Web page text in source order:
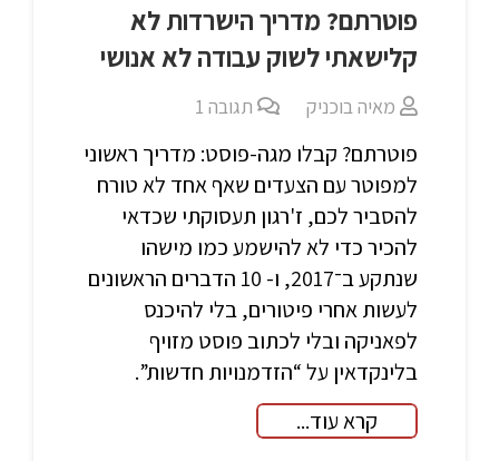
פוטרתם? מדריך הישרדות לא
קלישאתי לשוק עבודה לא אנושי
מאיה בוכניק תגובה1
פוטרתם? קבלו מגה-פוסט: מדריך ראשוני
למפוטר עם הצעדים שאף אחד לא טורח
להסביר לכם, ז'רגון תעסוקתי שכדאי
להכיר כדי לא להישמע כמו מישהו
שנתקע ב־2017, ו- 10 הדברים הראשונים
לעשות אחרי פיטורים, בלי להיכנס
לפאניקה ובלי לכתוב פוסט מזויף
בלינקדאין על “הזדמנויות חדשות”.
קרא עוד...